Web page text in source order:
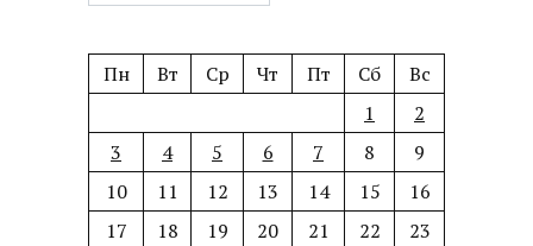
Пн Вт Ср Чт Пт Сб
Вс
1
2
3
4 5 6 7 8
9
10
11 12 13 14 15
16
17
18 19 20 21 22
23